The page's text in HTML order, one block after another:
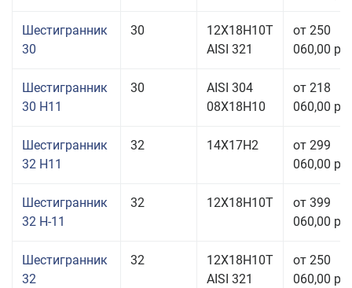
Шестигранник
30
30
12Х18Н10Т
AISI 321
от 250
060,00
Шестигранник
30 H11
30
AISI 304
08Х18Н10
от 218
060,00
Шестигранник
32 H11
32 14Х17Н2
от 299
060,00
Шестигранник
32 Н-11
32 12Х18Н10Т
от 399
060,00
Шестигранник
32
32
12Х18Н10Т
AISI 321
от 250
060,00